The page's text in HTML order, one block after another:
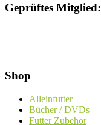
Geprüftes Mitglied:
Shop
Alleinfutter
Bücher / DVDs
Futter Zubehör